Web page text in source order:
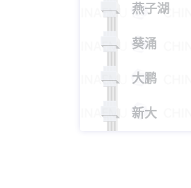
燕子湖
葵涌
大鹏
新大